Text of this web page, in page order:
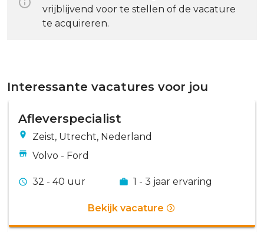
vrijblijvend voor te stellen of de vacature
te acquireren.
Interessante vacatures voor jou
Afleverspecialist
Zeist, Utrecht, Nederland
Volvo - Ford
32 - 40 uur 1 - 3 jaar ervaring
Bekijk vacature